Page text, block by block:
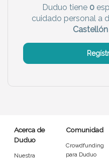
Canguro
Limpieza
Entrenador
Duduo tiene 0
cuidado personal a
Acerca de
Duduo
Nuestra
Comunidad
Crowdfunding
para Duduo